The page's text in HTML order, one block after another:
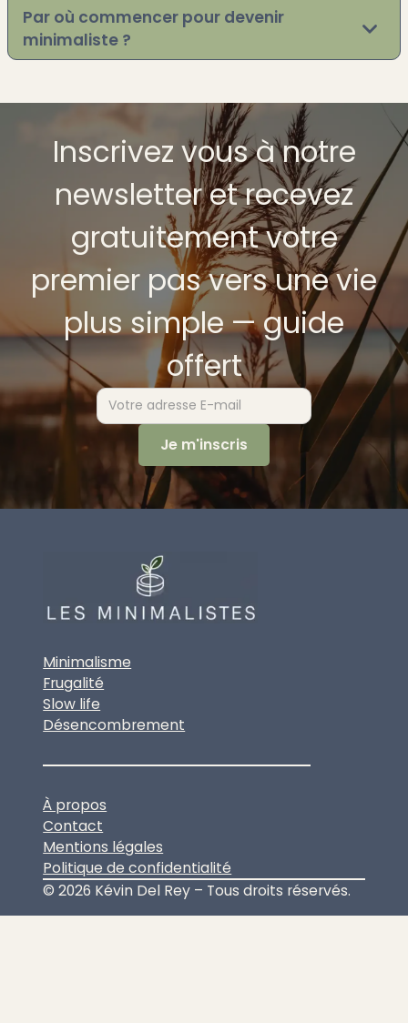
Par où commencer pour devenir
minimaliste ?
Inscrivez vous à notre
newsletter et recevez
gratuitement votre
premier pas vers une vie
plus simple — guide
offert
Minimalisme
Frugalité
Slow life
Désencombrement
À propos
Contact
Mentions légales
Politique de confidentialité
© 2026 Kévin Del Rey – Tous droits réservés.